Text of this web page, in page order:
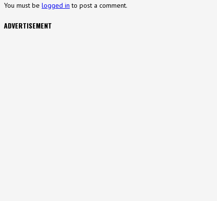
You must be logged in to post a comment.
ADVERTISEMENT